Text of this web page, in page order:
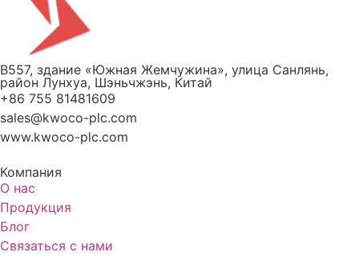
B557, здание «Южная Жемчужина», улица Санлянь,
район Лунхуа, Шэньчжэнь, Китай
+86 755 81481609
sales@kwoco-plc.com
www.kwoco-plc.com
Компания
О нас
Продукция
Блог
Связаться с нами